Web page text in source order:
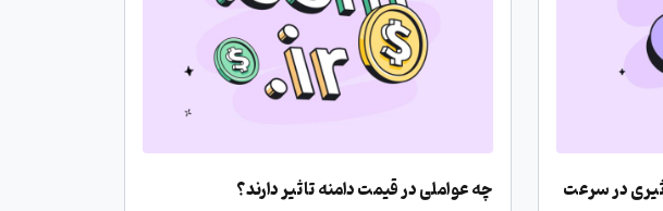
در سرعت
چه عواملی در قیمت دامنه تاثیر دارند؟